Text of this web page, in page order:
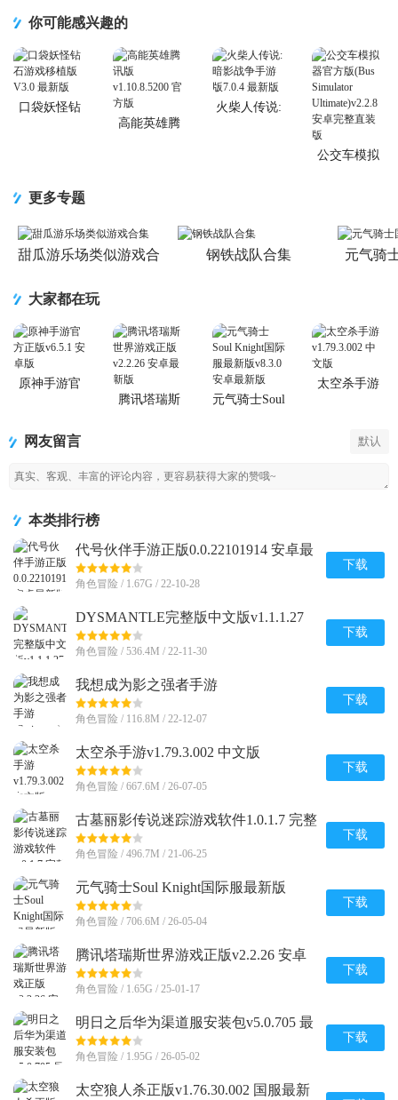
你可能感兴趣的
口袋妖怪钻
高能英雄腾
火柴人传说:
公交车模拟
更多专题
甜瓜游乐场类似游戏合
钢铁战队合集 元气骑
大家都在玩
原神手游官
腾讯塔瑞斯
元气骑士Soul
太空杀手游
网友留言 默认
本类排行榜
代号伙伴手游正版0.0.22101914 安卓最
新版
角色冒险 / 1.67G / 22-10-28
下载
DYSMANTLE完整版中文版v1.1.1.27
安卓免付费版
角色冒险 / 536.4M / 22-11-30
下载
我想成为影之强者手游
(Eminence)v1.0.7 安卓最新版
角色冒险 / 116.8M / 22-12-07
下载
太空杀手游v1.79.3.002 中文版
角色冒险 / 667.6M / 26-07-05
下载
古墓丽影传说迷踪游戏软件1.0.1.7 完整
版
角色冒险 / 496.7M / 21-06-25
下载
元气骑士Soul Knight国际服最新版
v8.3.0 安卓最新版
角色冒险 / 706.6M / 26-05-04
下载
腾讯塔瑞斯世界游戏正版v2.2.26 安卓
最新版
角色冒险 / 1.65G / 25-01-17
下载
明日之后华为渠道服安装包v5.0.705 最
新版
角色冒险 / 1.95G / 26-05-02
下载
太空狼人杀正版v1.76.30.002 国服最新